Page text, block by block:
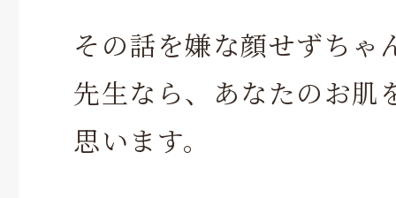
その話を嫌な顔せずちゃ
先生なら、あなたのお肌
思います。